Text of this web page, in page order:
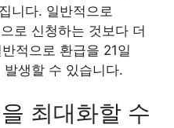
니다. 일반적으로
로 신청하는 것보다 더
적으로 환급을 21일
생할 수 있습니다.
최대화할 수